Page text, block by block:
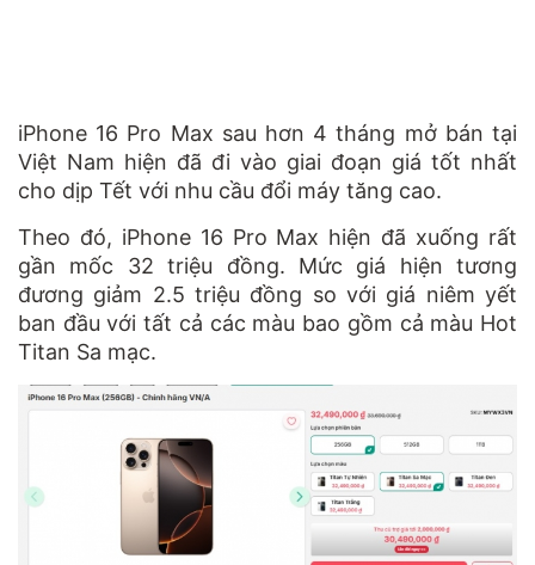
iPhone 16 Pro Max sau hơn 4 tháng mở bán tại
Việt Nam hiện đã đi vào giai đoạn giá tốt nhất
cho dịp Tết với nhu cầu đổi máy tăng cao.
Theo đó, iPhone 16 Pro Max hiện đã xuống rất
gần mốc 32 triệu đồng. Mức giá hiện tương
đương giảm 2.5 triệu đồng so với giá niêm yết
ban đầu với tất cả các màu bao gồm cả màu Hot
Titan Sa mạc.